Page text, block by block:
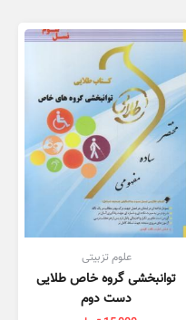
علوم تزبیتی
توانبخشی گروه خاص طلایی
دست دوم